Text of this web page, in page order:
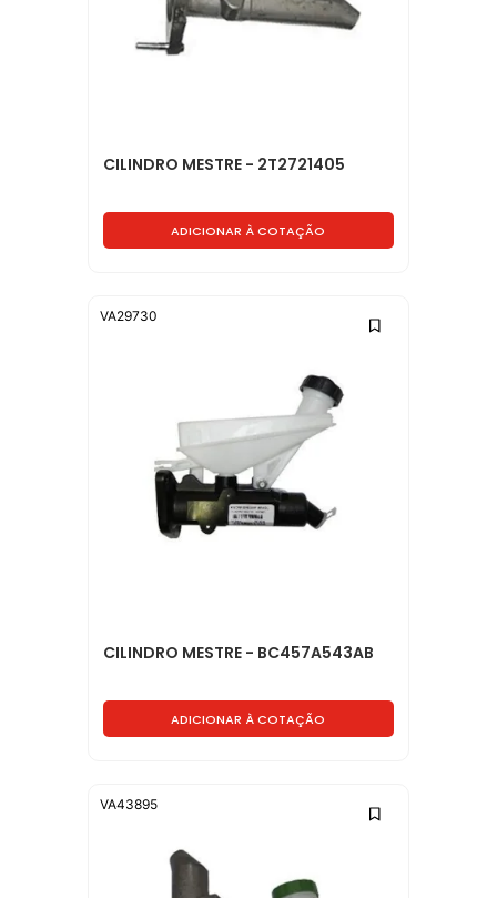
CILINDRO MESTRE - 2T2721405
ADICIONAR À COTAÇÃO
CILINDRO MESTRE - BC457A543AB
ADICIONAR À COTAÇÃO
VA29730
VA43895